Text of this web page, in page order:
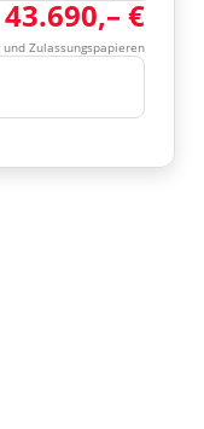
43.690,– €
Zulassungspapieren